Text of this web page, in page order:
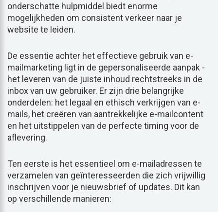
onderschatte hulpmiddel biedt enorme
mogelijkheden om consistent verkeer naar je
website te leiden.
De essentie achter het effectieve gebruik van e-
mailmarketing ligt in de gepersonaliseerde aanpak -
het leveren van de juiste inhoud rechtstreeks in de
inbox van uw gebruiker. Er zijn drie belangrijke
onderdelen: het legaal en ethisch verkrijgen van e-
mails, het creëren van aantrekkelijke e-mailcontent
en het uitstippelen van de perfecte timing voor de
aflevering.
Ten eerste is het essentieel om e-mailadressen te
verzamelen van geïnteresseerden die zich vrijwillig
inschrijven voor je nieuwsbrief of updates. Dit kan
op verschillende manieren: